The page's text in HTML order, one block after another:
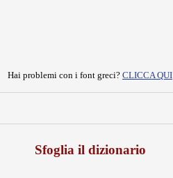
Hai problemi con i font greci? CLICCA QUI
Sfoglia il dizionario